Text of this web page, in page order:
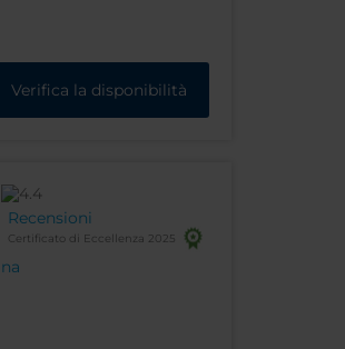
Verifica la disponibilità
Recensioni
Certificato di Eccellenza 2025